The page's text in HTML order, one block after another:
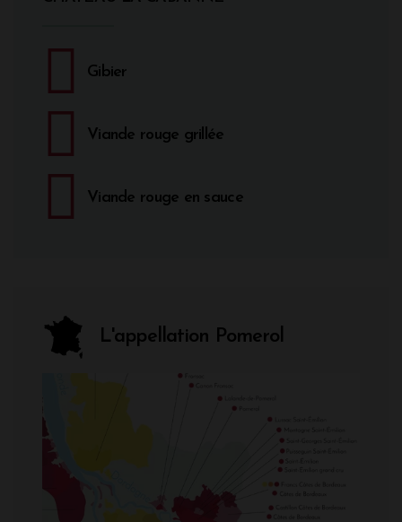
Gibier
Viande rouge grillée
Viande rouge en sauce
L'appellation Pomerol